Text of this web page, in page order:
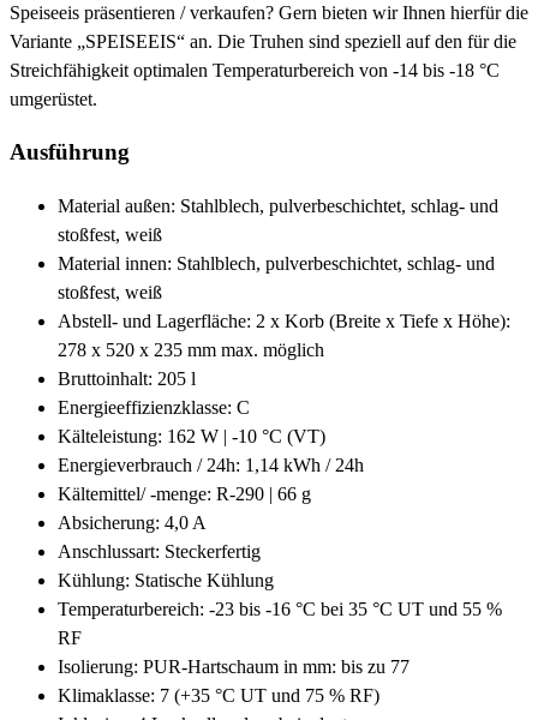
Speiseeis präsentieren / verkaufen? Gern bieten wir Ihnen hierfür die
Variante „SPEISEEIS“ an. Die Truhen sind speziell auf den für die
Streichfähigkeit optimalen Temperaturbereich von -14 bis -18 °C
umgerüstet.
Ausführung
Material außen: Stahlblech, pulverbeschichtet, schlag- und
stoßfest, weiß
Material innen: Stahlblech, pulverbeschichtet, schlag- und
stoßfest, weiß
Abstell- und Lagerfläche: 2 x Korb (Breite x Tiefe x Höhe):
278 x 520 x 235 mm max. möglich
Bruttoinhalt: 205 l
Energieeffizienzklasse: C
Kälteleistung: 162 W | -10 °C (VT)
Energieverbrauch / 24h: 1,14 kWh / 24h
Kältemittel/ -menge: R-290 | 66 g
Absicherung: 4,0 A
Anschlussart: Steckerfertig
Kühlung: Statische Kühlung
Temperaturbereich: -23 bis -16 °C bei 35 °C UT und 55 %
RF
Isolierung: PUR-Hartschaum in mm: bis zu 77
Klimaklasse: 7 (+35 °C UT und 75 % RF)